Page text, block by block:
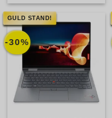
-30%
GULD STAND!